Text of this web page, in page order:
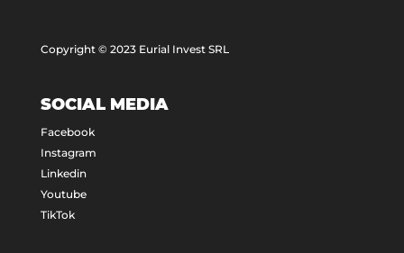
Copyright © 2023 Eurial Invest SRL
SOCIAL MEDIA
Facebook
Instagram
Linkedin
Youtube
TikTok